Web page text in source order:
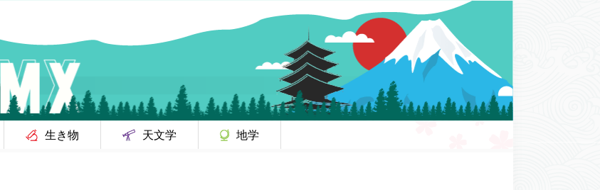
生き物 天文学 地学